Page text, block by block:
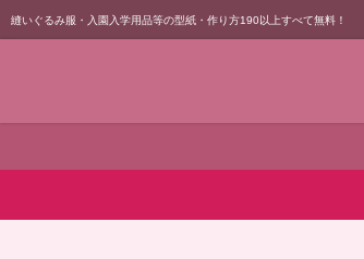
縫いぐるみ服・入園入学用品等の型紙・作り方190以上すべて無料！